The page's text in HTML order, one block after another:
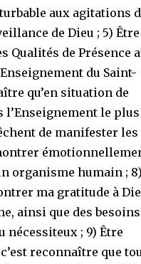
aux agitations
de Dieu ; 5) Être
Qualités de Présence
du Saint-
qu’en situation de
l’Enseignement le plus
de manifester les
organisme humain ; 8)
ma gratitude à
ainsi que des besoins
nécessiteux ; 9) Être
reconnaître que